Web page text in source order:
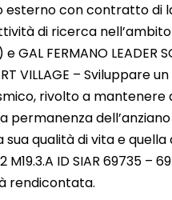
esterno con contratto di
di ricerca
FERMANO LEADER
VILLAGE – Sviluppare
rivolto a
permanenza
qualità di vita e
ID SIAR 69735 –
rendicontata.